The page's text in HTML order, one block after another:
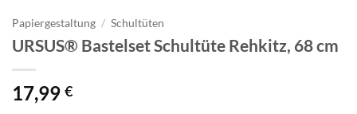
Papiergestaltung / Schultüten
URSUS® Bastelset Schultüte Rehkitz, 68 cm
17,99 €